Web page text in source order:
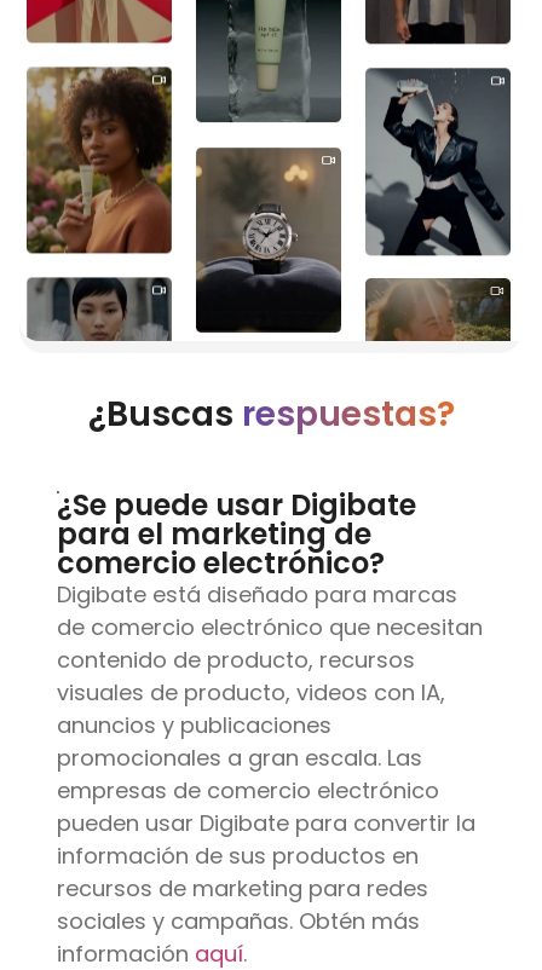
¿Buscas respuestas?
¿Se puede usar Digibate
para el marketing de
comercio electrónico?
Digibate está diseñado para marcas
de comercio electrónico que necesitan
contenido de producto, recursos
visuales de producto, videos con IA,
anuncios y publicaciones
promocionales a gran escala. Las
empresas de comercio electrónico
pueden usar Digibate para convertir la
información de sus productos en
recursos de marketing para redes
sociales y campañas. Obtén más
información aquí.